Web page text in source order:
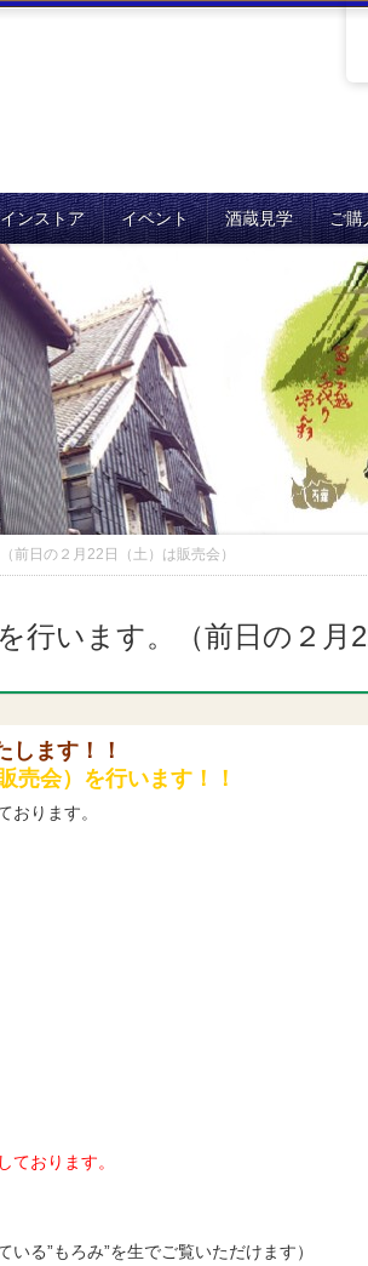
ンストア イベント 酒蔵見学 ご購
前日の２月22日（土）は販売会）
行います。（前日の２月
します！！
売会）を行います！！
おります。
おります。
る”もろみ”を生でご覧いただけます）